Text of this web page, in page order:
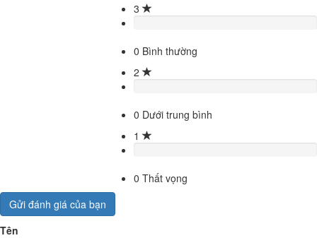
3
0 Bình thường
2
0 Dưới trung bình
1
0 Thất vọng
Gửi đánh giá của bạn
Tên